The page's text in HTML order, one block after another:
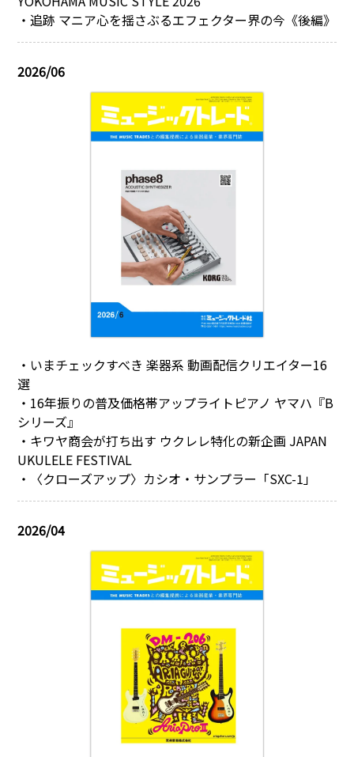
・追跡 マニア心を揺さぶるエフェクター界の今《後編》
2026/06
・いまチェックすべき 楽器系 動画配信クリエイター16
選
・16年振りの普及価格帯アップライトピアノ ヤマハ『B
シリーズ』
・キワヤ商会が打ち出す ウクレレ特化の新企画 JAPAN
UKULELE FESTIVAL
・〈クローズアップ〉カシオ・サンプラー「SXC-1」
2026/04